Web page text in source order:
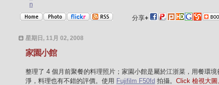
分享+
星期日, 11月 02, 2008
家園小館
整理了 4 個月前聚餐的料理照片；家園小館是屬於江浙菜，用餐環境
淨，料理也有不錯的評價。使用 Fujifilm F50fd 拍攝。 Click 檢視大圖